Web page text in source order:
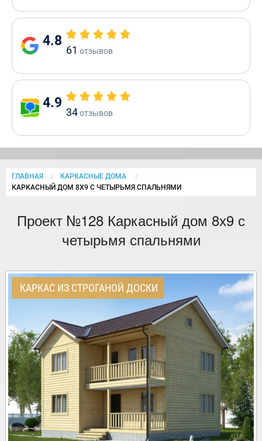
4.8
61 отзывов
4.9
34отзывов
ГЛАВНАЯ
КАРКАСНЫЕ ДОМА
CURRENT:
КАРКАСНЫЙ ДОМ 8Х9 С ЧЕТЫРЬМЯ СПАЛЬНЯМИ
Проект №128 Каркасный дом 8х9 с
четырьмя спальнями
КАРКАС ИЗ СТРОГАНОЙ ДОСКИ